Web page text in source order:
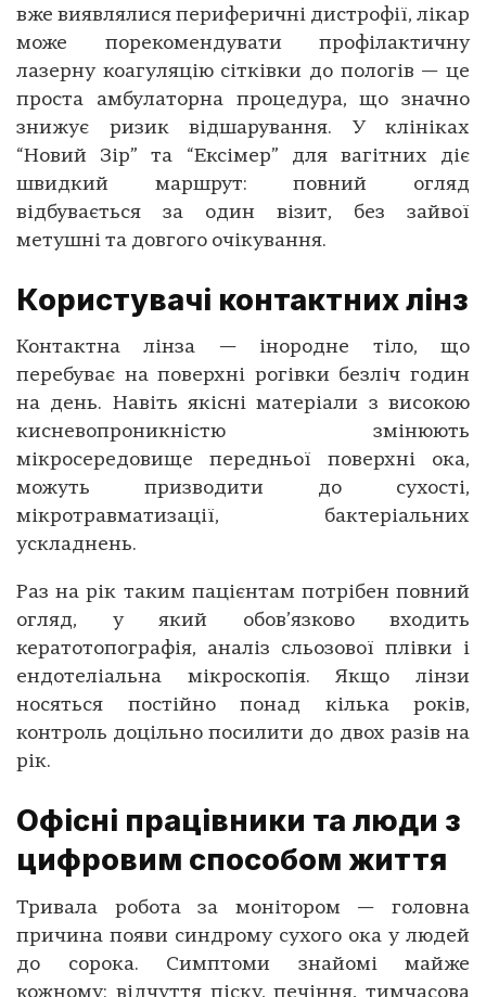
вже виявлялися периферичні дистрофії, лікар
може порекомендувати профілактичну
лазерну коагуляцію сітківки до пологів — це
проста амбулаторна процедура, що значно
знижує ризик відшарування. У клініках
“Новий Зір” та “Ексімер” для вагітних діє
швидкий маршрут: повний огляд
відбувається за один візит, без зайвої
метушні та довгого очікування.
Користувачі контактних лінз
Контактна лінза — інородне тіло, що
перебуває на поверхні рогівки безліч годин
на день. Навіть якісні матеріали з високою
кисневопроникністю змінюють
мікросередовище передньої поверхні ока,
можуть призводити до сухості,
мікротравматизації, бактеріальних
ускладнень.
Раз на рік таким пацієнтам потрібен повний
огляд, у який обов’язково входить
кератотопографія, аналіз сльозової плівки і
ендотеліальна мікроскопія. Якщо лінзи
носяться постійно понад кілька років,
контроль доцільно посилити до двох разів на
рік.
Офісні працівники та люди з
цифровим способом життя
Тривала робота за монітором — головна
причина появи синдрому сухого ока у людей
до сорока. Симптоми знайомі майже
кожному: відчуття піску, печіння, тимчасова